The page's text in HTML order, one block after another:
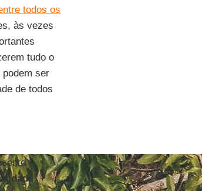
todos os
às vezes
tudo o
ser
de todos